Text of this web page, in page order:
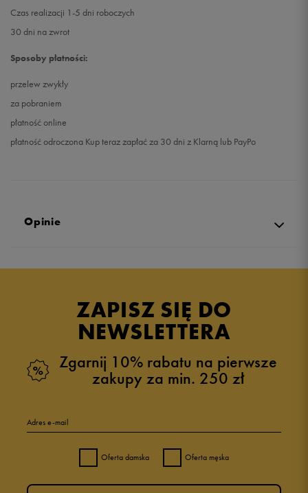
Czas realizacji 1-5 dni roboczych
30 dni na zwrot
Sposoby płatności:
przelew zwykły
za pobraniem
płatność online
płatność odroczona Kup teraz zapłać za 30 dni z Klarną lub PayPo
Opinie
ZAPISZ SIĘ DO
NEWSLETTERA
Zgarnij 10% rabatu na pierwsze
zakupy za min. 250 zł
Adres e-mail
Oferta damska Oferta męska